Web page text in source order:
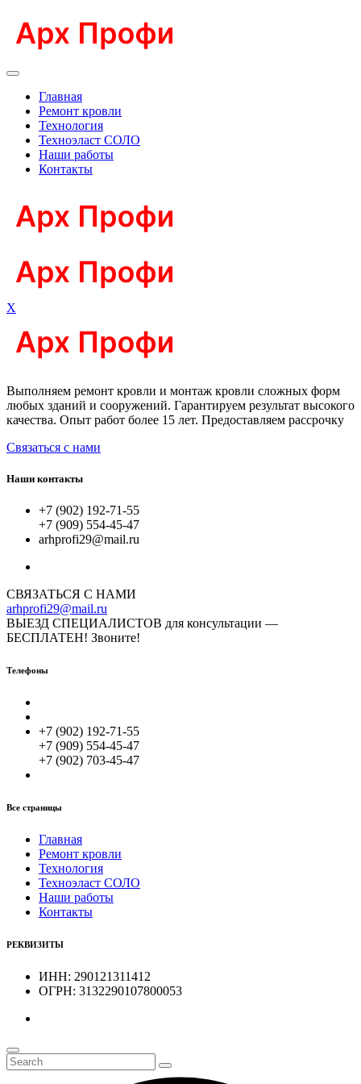
Главная
Ремонт кровли
Технология
Техноэласт СОЛО
Наши работы
Контакты
X
Выполняем ремонт кровли и монтаж кровли сложных форм
любых зданий и сооружений. Гарантируем результат высокого
качества. Опыт работ более 15 лет. Предоставляем рассрочку
Связаться с нами
Наши контакты
+7 (902) 192-71-55
+7 (909) 554-45-47
arhprofi29@mail.ru
СВЯЗАТЬСЯ С НАМИ
arhprofi29@mail.ru
ВЫЕЗД СПЕЦИАЛИСТОВ для консультации —
БЕСПЛАТЕН! Звоните!
Телефоны
+7 (902) 192-71-55
+7 (909) 554-45-47
+7 (902) 703-45-47
Все страницы
Главная
Ремонт кровли
Технология
Техноэласт СОЛО
Наши работы
Контакты
РЕКВИЗИТЫ
ИНН: 290121311412
ОГРН: 3132290107800053